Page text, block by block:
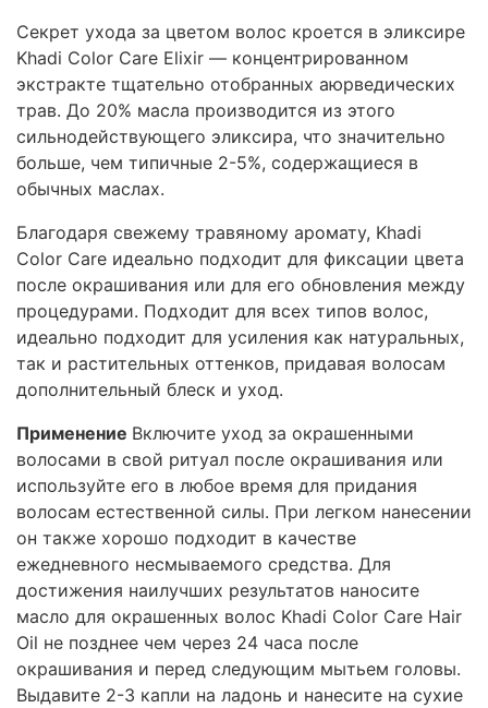
Секрет ухода за цветом волос кроется в эликсире
Khadi Color Care Elixir — концентрированном
экстракте тщательно отобранных аюрведических
трав. До 20% масла производится из этого
сильнодействующего эликсира, что значительно
больше, чем типичные 2-5%, содержащиеся в
обычных маслах.
Благодаря свежему травяному аромату, Khadi
Color Care идеально подходит для фиксации цвета
после окрашивания или для его обновления между
процедурами. Подходит для всех типов волос,
идеально подходит для усиления как натуральных,
так и растительных оттенков, придавая волосам
дополнительный блеск и уход.
Применение Включите уход за окрашенными
волосами в свой ритуал после окрашивания или
используйте его в любое время для придания
волосам естественной силы. При легком нанесении
он также хорошо подходит в качестве
ежедневного несмываемого средства. Для
достижения наилучших результатов наносите
масло для окрашенных волос Khadi Color Care Hair
Oil не позднее чем через 24 часа после
окрашивания и перед следующим мытьем головы.
Выдавите 2-3 капли на ладонь и нанесите на сухие